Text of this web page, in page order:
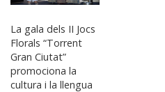
La gala dels II Jocs
Florals “Torrent
Gran Ciutat”
promociona la
cultura i la llengua